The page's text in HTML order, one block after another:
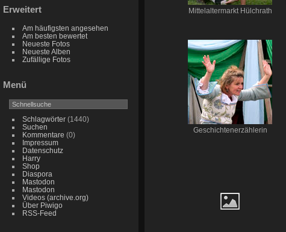
Erweitert
Am häufigsten angesehen
Am besten bewertet
Neueste Fotos
Neueste Alben
Zufällige Fotos
Menü
Schlagwörter(1440)
Suchen
Kommentare (0)
Impressum
Datenschutz
Harry
Shop
Diaspora
Mastodon
Mastodon
Videos (archive.org)
Über Piwigo
RSS-Feed
Mittelaltermarkt Hülchrath
Geschichtenerzählerin